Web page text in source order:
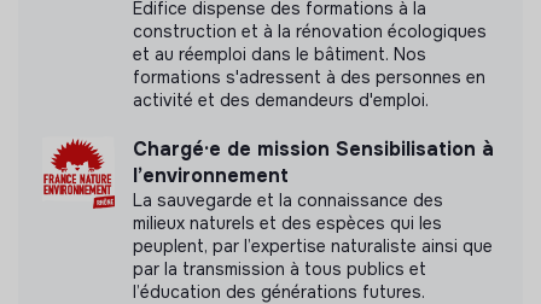
Labels et certifications
Cette structure n'a pas souhaité nous
pu obtenir.
Documents
Édifice dispense des formations à la
construction et à la rénovation écologiques
et au réemploi dans le bâtiment. Nos
formations s'adressent à des personnes en
activité et des demandeurs d'emploi.
Chargé·e de mission Sensibilisation à
l’environnement
La sauvegarde et la connaissance des
milieux naturels et des espèces qui les
peuplent, par l’expertise naturaliste ainsi que
par la transmission à tous publics et
l’éducation des générations futures.